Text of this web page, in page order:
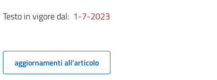
7
10
11
Testo in vigore dal: 1-7-2023
aggiornamenti all'articolo